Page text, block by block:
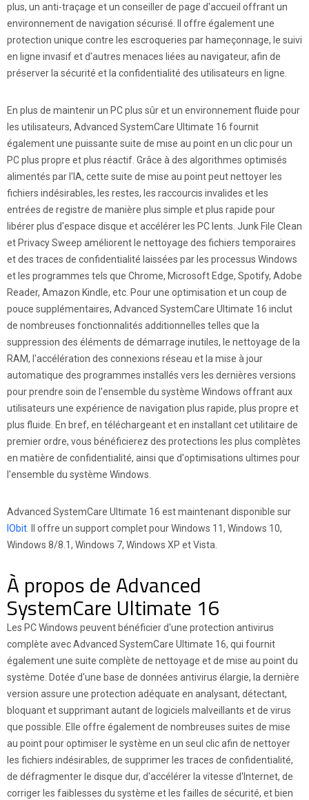
plus, un anti-traçage et un conseiller de page d'accueil offrant un
environnement de navigation sécurisé. Il offre également une
protection unique contre les escroqueries par hameçonnage, le suivi
en ligne invasif et d'autres menaces liées au navigateur, afin de
préserver la sécurité et la confidentialité des utilisateurs en ligne.
En plus de maintenir un PC plus sûr et un environnement fluide pour
les utilisateurs, Advanced SystemCare Ultimate 16 fournit
également une puissante suite de mise au point en un clic pour un
PC plus propre et plus réactif. Grâce à des algorithmes optimisés
alimentés par l'IA, cette suite de mise au point peut nettoyer les
fichiers indésirables, les restes, les raccourcis invalides et les
entrées de registre de manière plus simple et plus rapide pour
libérer plus d'espace disque et accélérer les PC lents. Junk File Clean
et Privacy Sweep améliorent le nettoyage des fichiers temporaires
et des traces de confidentialité laissées par les processus Windows
et les programmes tels que Chrome, Microsoft Edge, Spotify, Adobe
Reader, Amazon Kindle, etc. Pour une optimisation et un coup de
pouce supplémentaires, Advanced SystemCare Ultimate 16 inclut
de nombreuses fonctionnalités additionnelles telles que la
suppression des éléments de démarrage inutiles, le nettoyage de la
RAM, l'accélération des connexions réseau et la mise à jour
automatique des programmes installés vers les dernières versions
pour prendre soin de l'ensemble du système Windows offrant aux
utilisateurs une expérience de navigation plus rapide, plus propre et
plus fluide. En bref, en téléchargeant et en installant cet utilitaire de
premier ordre, vous bénéficierez des protections les plus complètes
en matière de confidentialité, ainsi que d'optimisations ultimes pour
l'ensemble du système Windows.
Advanced SystemCare Ultimate 16 est maintenant disponible sur
IObit . Il offre un support complet pour Windows 11, Windows 10,
Windows 8/8.1, Windows 7, Windows XP et Vista.
À propos de Advanced
SystemCare Ultimate 16
Les PC Windows peuvent bénéficier d'une protection antivirus
complète avec Advanced SystemCare Ultimate 16, qui fournit
également une suite complète de nettoyage et de mise au point du
système. Dotée d'une base de données antivirus élargie, la dernière
version assure une protection adéquate en analysant, détectant,
bloquant et supprimant autant de logiciels malveillants et de virus
que possible. Elle offre également de nombreuses suites de mise
au point pour optimiser le système en un seul clic afin de nettoyer
les fichiers indésirables, de supprimer les traces de confidentialité,
de défragmenter le disque dur, d'accélérer la vitesse d'Internet, de
corriger les faiblesses du système et les failles de sécurité, et bien